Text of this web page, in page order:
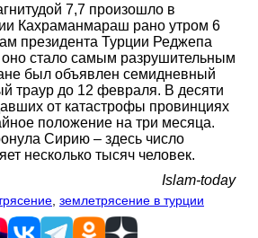
7,7 произошло в
Кахраманмараш рано утром 6
президента Турции Реджепа
стало самым разрушительным
был объявлен семидневный
траур до 12 февраля. В десяти
от катастрофы провинциях
положение на три месяца.
Сирию – здесь число
несколько тысяч человек.
Islam-today
землетрясение в турции